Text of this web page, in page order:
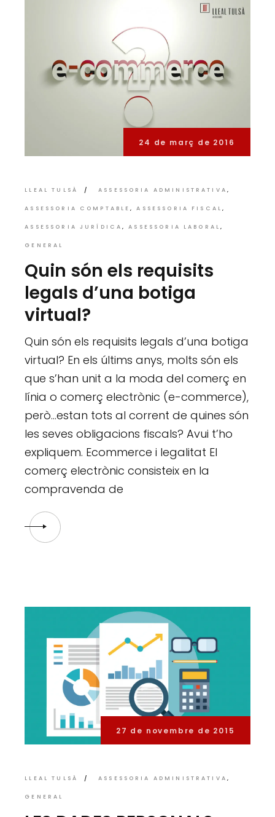
24 de març de 2016
LLEAL TULSÀ ASSESSORIA ADMINISTRATIVA
ASSESSORIA COMPTABLE ASSESSORIA FISCAL
ASSESSORIA JURÍDICA ASSESSORIA LABORAL
GENERAL
Quin són els requisits
legals d’una botiga
virtual?
Quin són els requisits legals d’una botiga
virtual? En els últims anys, molts són els
que s’han unit a la moda del comerç en
línia o comerç electrònic (e-commerce),
però…estan tots al corrent de quines són
les seves obligacions fiscals? Avui t’ho
expliquem. Ecommerce i legalitat El
comerç electrònic consisteix en la
compravenda de
27 de novembre de 2015
LLEAL TULSÀ ASSESSORIA ADMINISTRATIVA
GENERAL